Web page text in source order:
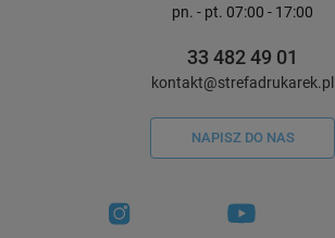
pn. - pt. 07:00 - 17:00
33 482 49 01
kontakt@strefadrukarek.pl
NAPISZ DO NAS